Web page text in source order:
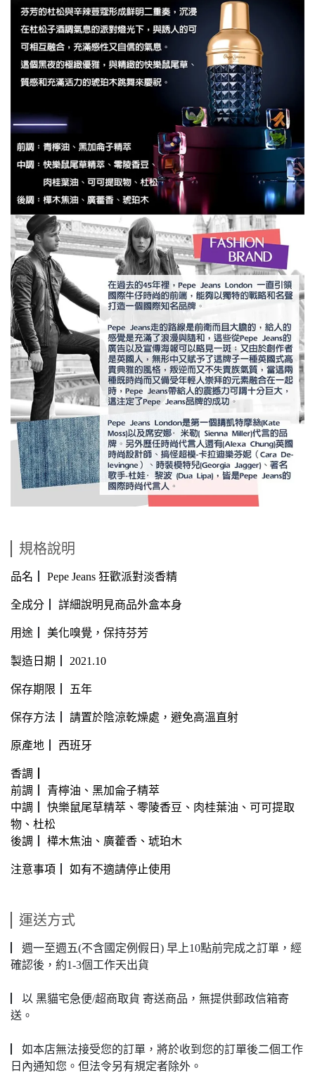
規格說明
品名 Pepe Jeans 狂歡派對淡香精
全成分 詳細說明見商品外盒本身
用途 美化嗅覺，保持芬芳
製造日期 2021.10
保存期限 五年
保存方法 請置於陰涼乾燥處，避免高溫直射
原產地 西班牙
香調┃
前調
青檸油、黑加侖子精萃
中調
快樂鼠尾草精萃、零陵香豆、肉桂葉油、可可提取
物、杜松
後調
樺木焦油、廣藿香、琥珀木
注意事項 如有不適請停止使用
運送方式
▏週一至週五(不含國定例假日) 早上10點前完成之訂單，經
確認後，約1-3個工作天出貨
▏以 黑貓宅急便/超商取貨 寄送商品，無提供郵政信箱寄
送。
▏如本店無法接受您的訂單，將於收到您的訂單後二個工作
日內通知您。但法令另有規定者除外。